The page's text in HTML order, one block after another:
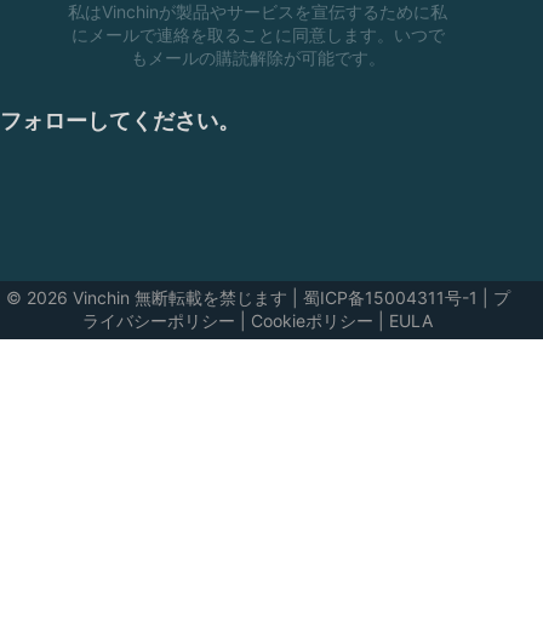
私はVinchinが製品やサービスを宣伝するために私
にメールで連絡を取ることに同意します。いつで
もメールの購読解除が可能です。
フォローしてください。
© 2026 Vinchin 無断転載を禁じます 蜀ICP备15004311号-1
プ
ライバシーポリシー
Cookieポリシー EULA